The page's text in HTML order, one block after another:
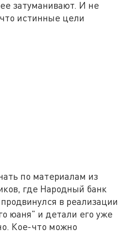
затуманивают. И не
истинные цели
по материалам из
где Народный банк
в реализации
юаня" и детали его уже
Кое-что можно